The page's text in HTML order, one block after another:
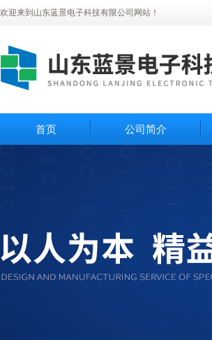
欢迎来到山东蓝景电子科技有限公司网站！
首页 公司简介